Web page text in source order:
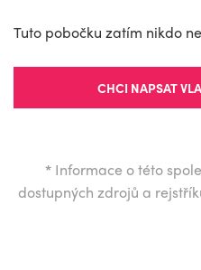
Tuto pobočku zatím nikdo
CHCI NAPSAT
* Informace o této
dostupných zdrojů a